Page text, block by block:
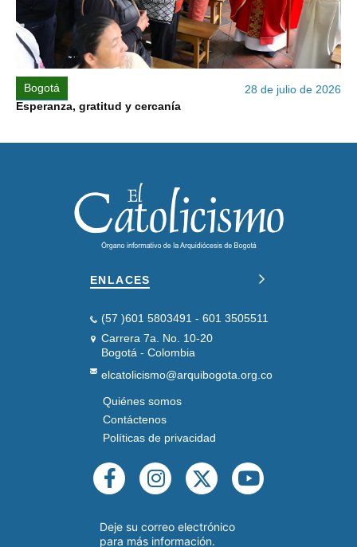
Bogotá
28 de julio de 2026
Esperanza, gratitud y cercanía
ENLACES
(57 )601 5803491 - 601 3505511
Carrera 7a. No. 10-20
Bogotá - Colombia
elcatolicismo@arquibogota.org.co
PIE
DE
PÁGINA
SEGUNDO
Quiénes somos
Contáctenos
Políticas de privacidad
REDES
SOCIALES
Deje su correo electrónico
para más información.